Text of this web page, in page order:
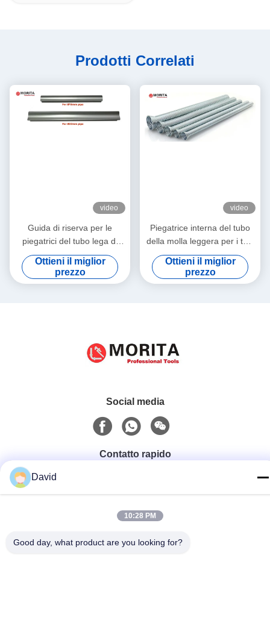
Prodotti Correlati
video
Guida di riserva per le
piegatrici del tubo lega di
alluminio di 22mm & di
15mm che conserva forma
del tubo nessuna
Ottieni il miglior
prezzo
video
Piegatrice interna del tubo
della molla leggera per i tubi
di rame 6,8,10,12,16,19mm,
1/4", 5/16", 3/8", 1/2», 5/8",
3/4"
Ottieni il miglior
prezzo
Social media
Contatto rapido
tel
86-510-85032170
david@moritatools.com
David
10:28 PM
Good day, what product are you looking for?